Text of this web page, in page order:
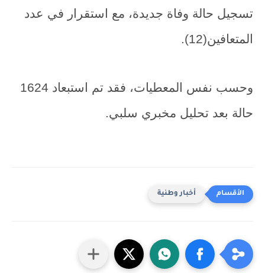
تسجيل حالة وفاة جديدة، مع استقرار في عدد
المتعافين(12).
وحسب نفس المعطيات، فقد تم استبعاد 1624
حالة بعد تحليل مخبري سلبي.
أخبار وطنية